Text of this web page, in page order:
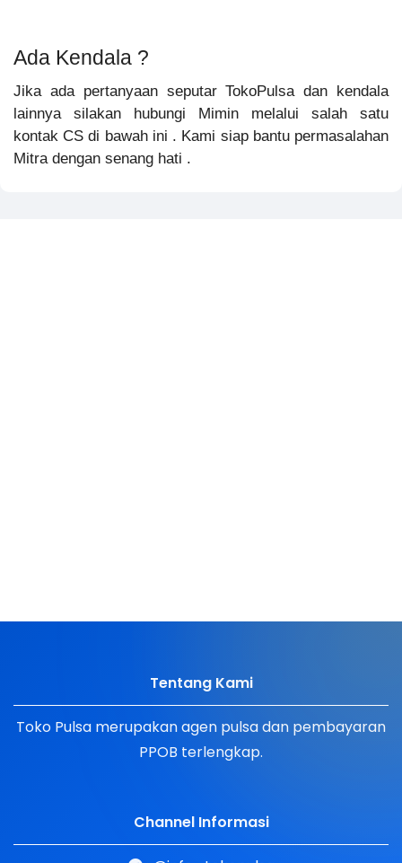
Ada Kendala ?
Jika ada pertanyaan seputar TokoPulsa dan kendala
lainnya silakan hubungi Mimin melalui salah satu
kontak CS di bawah ini . Kami siap bantu permasalahan
Mitra dengan senang hati .
Tentang Kami
Toko Pulsa merupakan agen pulsa dan pembayaran
PPOB terlengkap.
Channel Informasi